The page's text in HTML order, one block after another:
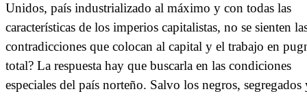
Unidos, país industrializado al máximo y con todas las
características de los imperios capitalistas, no se sienten
contradicciones que colocan al capital y el trabajo en
total? La respuesta hay que buscarla en las condiciones
especiales del país norteño. Salvo los negros, segregados